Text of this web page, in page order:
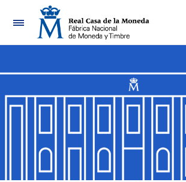
Navegación
Mostrar/Ocultar
Mostrar/Ocultar
Mostrar/Ocultar